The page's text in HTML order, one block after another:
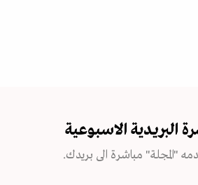
البريدية الاسبوعية
"المجلة" مباشرة الى بريدك.